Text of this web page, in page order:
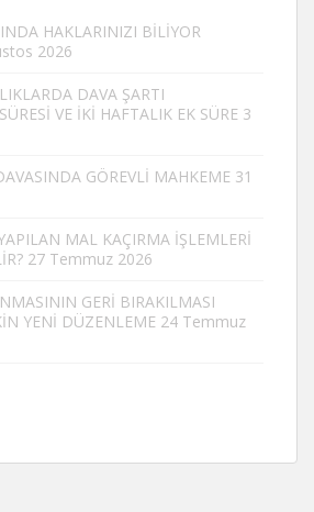
HAKLARINIZI BİLİYOR
2026
DAVA ŞARTI
VE İKİ HAFTALIK EK SÜRE 3
GÖREVLİ MAHKEME 31
MAL KAÇIRMA İŞLEMLERİ
27 Temmuz 2026
GERİ BIRAKILMASI
YENİ DÜZENLEME 24 Temmuz